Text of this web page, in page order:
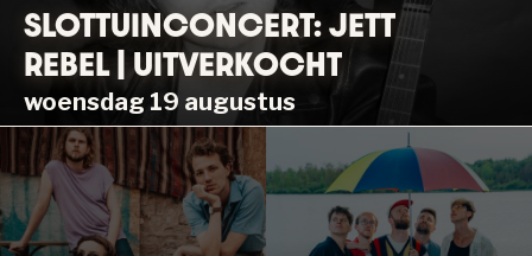
SLOTTUINCONCERT: JETT
REBEL | UITVERKOCHT
woensdag 19 augustus